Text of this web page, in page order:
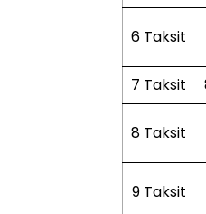
6 Taksit
7 Taksit
8 Taksit
9 Taksit